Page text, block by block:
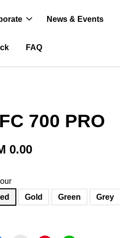
News & Events
FAQ
700 PRO
0.00
Gold Green Grey